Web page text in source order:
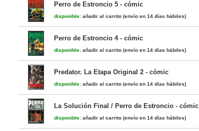
Perro de Estroncio 5 - cómic
disponible: añadir al carrito (envío en 14 días hábiles)
Perro de Estroncio 4 - cómic
disponible: añadir al carrito (envío en 14 días hábiles)
Predator. La Etapa Original 2 - cómic
disponible: añadir al carrito (envío en 14 días hábiles)
La Solución Final / Perro de Estroncio - cómic
disponible: añadir al carrito (envío en 14 días hábiles)